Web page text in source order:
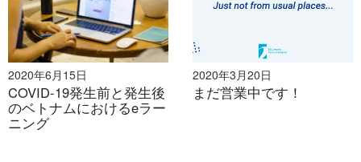
足による感染拡大への懸念から、多くの学校は3月中旬
まで休校を継続し、オンライン学習プラットフォームを
試験的に導入している。3月3日、150の私立教育機関が
首相や各省庁に対し、現在の危機的状況を乗り越えるた
めの支援を緊急要請した。さもなければ、収支の不均衡
により90%の施設が倒産することになる。幼稚園制度で
は、数百の施設が倒産すれば、見捨てられた子どもたち
2020年6月15日
COVID-19発生前と発生後
のベトナムにおけるeラー
ニング
2020年3月20日
まだ営業中です！